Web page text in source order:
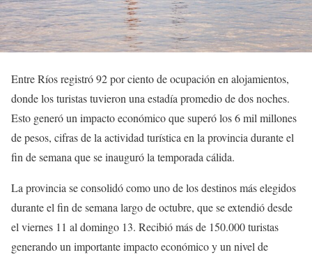
Entre Ríos registró 92 por ciento de ocupación en alojamientos,
donde los turistas tuvieron una estadía promedio de dos noches.
Esto generó un impacto económico que superó los 6 mil millones
de pesos, cifras de la actividad turística en la provincia durante el
fin de semana que se inauguró la temporada cálida.
La provincia se consolidó como uno de los destinos más elegidos
durante el fin de semana largo de octubre, que se extendió desde
el viernes 11 al domingo 13. Recibió más de 150.000 turistas
generando un importante impacto económico y un nivel de